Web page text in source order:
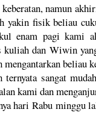
, namun akh
yakin fisik beliau
enam pagi kami
kuliah dan Wiwin
mengantarkan beliau
ternyata sangat
lan kami dan
hari Rabu minggu